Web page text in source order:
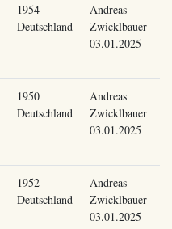
1954
Deutschland
Andreas
Zwicklbauer
03.01.2025
1950
Deutschland
Andreas
Zwicklbauer
03.01.2025
1952
Deutschland
Andreas
Zwicklbauer
03.01.2025